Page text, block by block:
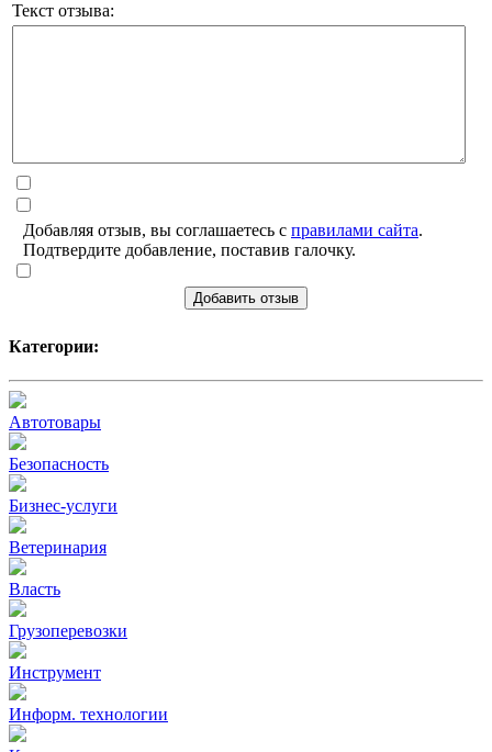
Текст отзыва:
Добавляя отзыв, вы соглашаетесь с правилами сайта.
Подтвердите добавление, поставив галочку.
Добавить отзыв
Категории:
Автотовары
Безопасность
Бизнес-услуги
Ветеринария
Власть
Грузоперевозки
Инструмент
Информ. технологии